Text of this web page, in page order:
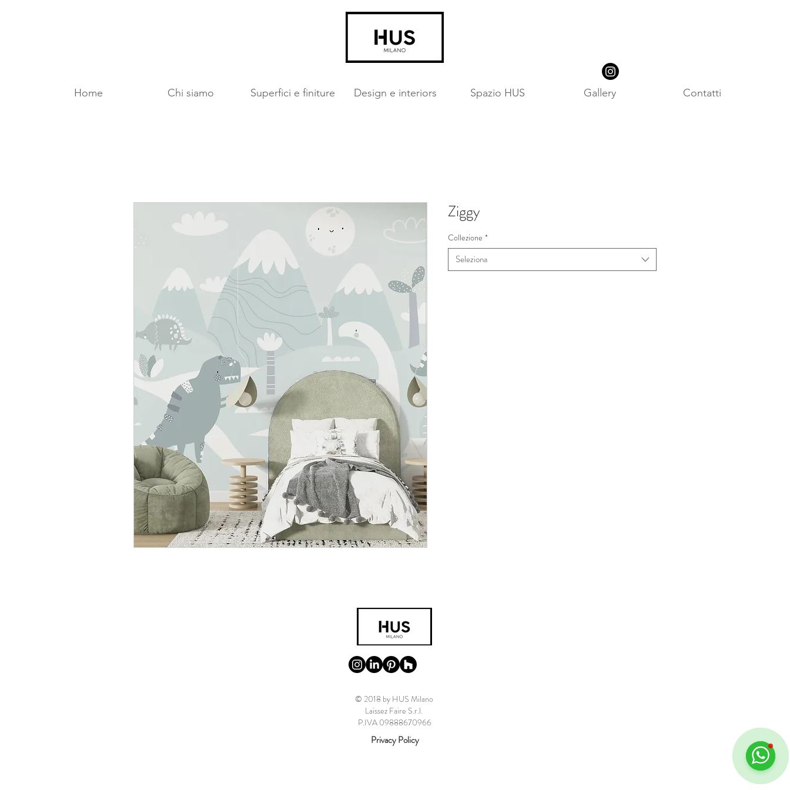
Home Chi siamo Superfici e finiture Design e interiors Spazio HUS Gallery Contatti
Ziggy
Collezione *
Seleziona
© 2018 by HUS Milano
Laissez Faire S.r.l.
P.IVA 09888670966
Privacy Policy